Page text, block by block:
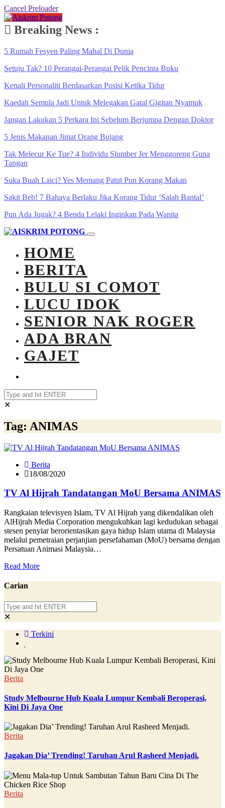
Cancel Preloader
Breaking News :
5 Rumah Fesyen Paling Mahal Di Dunia
Setuju Tak? 10 Perangai-Perangai Pelik Pencinta Buku
Kenali Personaliti Berdasarkan Posisi Ketika Tidur
Kaedah Semula Jadi Untuk Melegakan Gatal Gigitan Nyamuk
Jangan Lakukan 5 Perkara Ini Sebelum Berjumpa Dengan Doktor
5 Jenis Makanan Jimat Orang Bujang
Tak Melecur Ke Tue? 4 Individu Slumber Jer Menggoreng Guna
Tangan
Suka Buah Laici? Yes Memang Patut Pun Korang Makan
Sakit Beb! 7 Bahaya Berlaku Jika Korang Tidur ‘Salah Bantal’
Pun Ada Jugak? 4 Benda Lelaki Inginkan Pada Wanita
HOME
BERITA
BULU SI COMOT
LUCU IDOK
SENIOR NAK ROGER
ADA BRAN
GAJET
✕
Tag: ANIMAS
Berita
18/08/2020
TV Al Hijrah Tandatangan MoU Bersama ANIMAS
Rangkaian televisyen Islam, TV Al Hijrah yang dikendalikan oleh
AlHijrah Media Corporation mengukuhkan lagi kedudukan sebagai
stesen penyiar berorientasikan gaya hidup Islam utama di Malaysia
melalui pemetraian perjanjian persefahaman (MoU) bersama dengan
Persatuan Animasi Malaysia…
Read More
Carian
✕
Terkini
Berita
Study Melbourne Hub Kuala Lumpur Kembali Beroperasi,
Kini Di Jaya One
Berita
Jagakan Dia’ Trending! Taruhan Arul Rasheed Menjadi.
Berita